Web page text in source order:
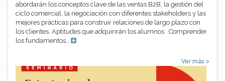
abordarán los conceptos clave de las ventas B2B, la gestión del
ciclo comercial, la negociación con diferentes stakeholders y las
mejores prácticas para construir relaciones de largo plazo con
los clientes. Aptitudes que adquirirán los alumnos Comprender
los fundamentos…
Ver más